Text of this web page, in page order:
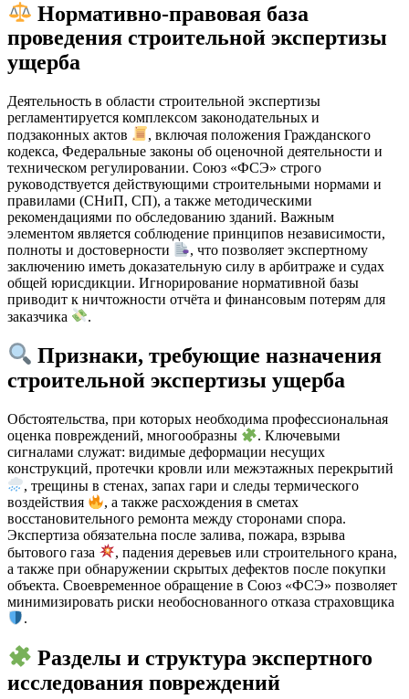
Нормативно-правовая база
проведения строительной экспертизы
ущерба
Деятельность в области строительной экспертизы
регламентируется комплексом законодательных и
подзаконных актов
, включая положения Гражданского
кодекса, Федеральные законы об оценочной деятельности и
техническом регулировании. Союз «ФСЭ» строго
руководствуется действующими строительными нормами и
правилами (СНиП, СП), а также методическими
рекомендациями по обследованию зданий. Важным
элементом является соблюдение принципов независимости,
полноты и достоверности
, что позволяет экспертному
заключению иметь доказательную силу в арбитраже и судах
общей юрисдикции. Игнорирование нормативной базы
приводит к ничтожности отчёта и финансовым потерям для
заказчика
.
Признаки, требующие назначения
строительной экспертизы ущерба
Обстоятельства, при которых необходима профессиональная
оценка повреждений, многообразны
. Ключевыми
сигналами служат: видимые деформации несущих
конструкций, протечки кровли или межэтажных перекрытий
, трещины в стенах, запах гари и следы термического
воздействия
, а также расхождения в сметах
восстановительного ремонта между сторонами спора.
Экспертиза обязательна после залива, пожара, взрыва
бытового газа
, падения деревьев или строительного крана,
а также при обнаружении скрытых дефектов после покупки
объекта. Своевременное обращение в Союз «ФСЭ» позволяет
минимизировать риски необоснованного отказа страховщика
.
Разделы и структура экспертного
исследования повреждений